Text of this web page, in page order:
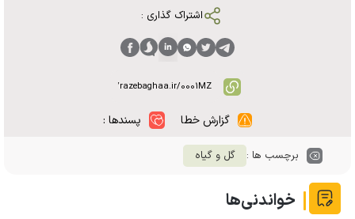
اشتراک گذاری :
گزارش خطا پسندها :
برچسب ها : گل و گیاه
خواندنی‌ها